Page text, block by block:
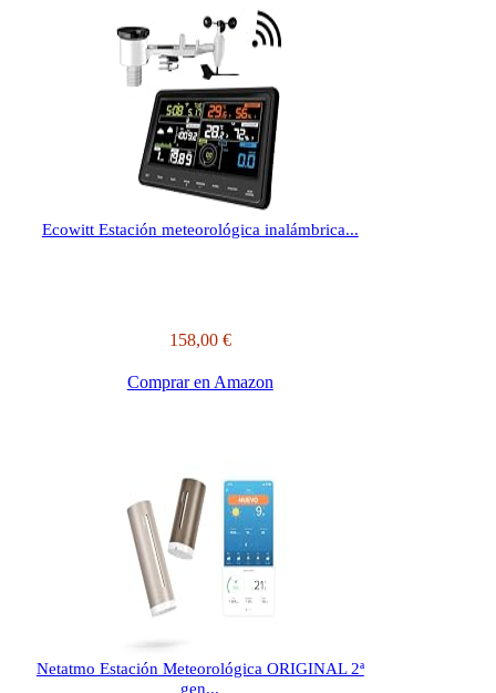
Ecowitt Estación meteorológica inalámbrica...
158,00 €
Comprar en Amazon
Netatmo Estación Meteorológica ORIGINAL 2ª
gen...